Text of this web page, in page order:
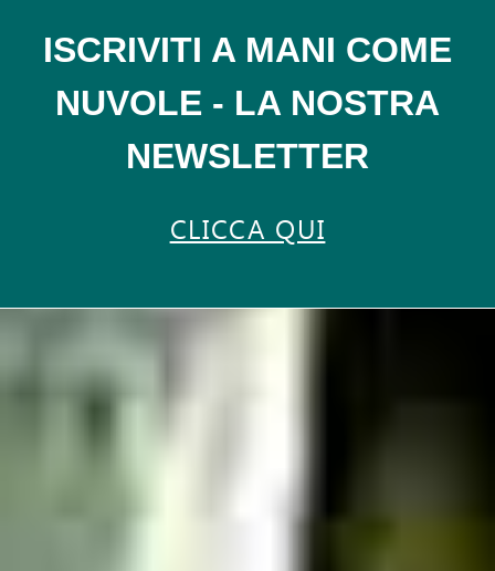
ISCRIVITI A MANI COME
NUVOLE - LA NOSTRA
NEWSLETTER
CLICCA QUI